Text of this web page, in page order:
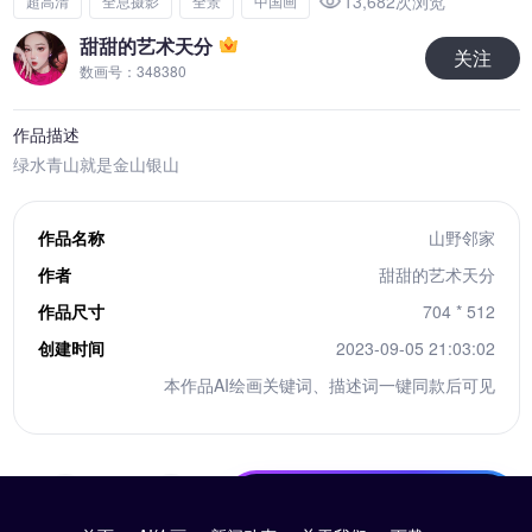
甜甜的艺术天分
数画号：348380 关注
作品描述
绿水青山就是金山银山
作品名称
山野邻家
作者
甜甜的艺术天分
作品尺寸
704 * 512
创建时间
2023-09-05 21:03:02
本作品AI绘画关键词、描述词一键同款后可见